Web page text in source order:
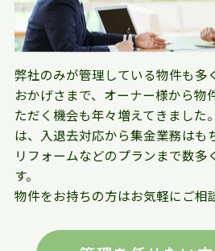
弊社のみが管理している物件も多
おかげさまで、オーナー様から物
ただく機会も年々増えてきました
は、入退去対応から集金業務はも
リフォームなどのプランまで数多
す。
物件をお持ちの方はお気軽にご相